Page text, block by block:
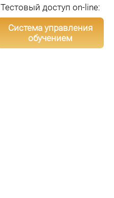
Тестовый доступ on-line:
Система управления
обучением